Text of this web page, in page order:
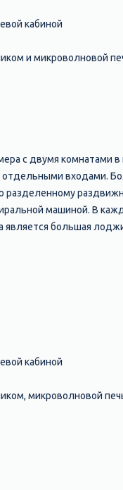
кабиной
и микроволновой
с двумя комнатами
входами.
машиной. В
является большая
кабиной
микроволновой